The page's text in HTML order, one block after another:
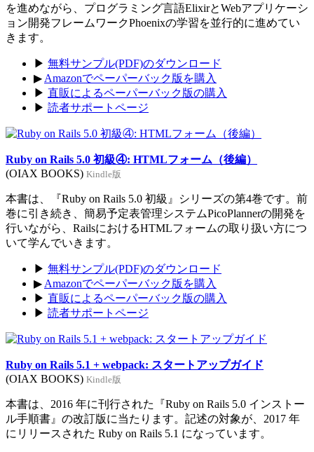
を進めながら、プログラミング言語ElixirとWebアプリケーシ
ョン開発フレームワークPhoenixの学習を並行的に進めてい
きます。
▶ 無料サンプル(PDF)のダウンロード
▶ Amazonでペーパーバック版を購入
▶ 直販によるペーパーバック版の購入
▶ 読者サポートページ
Ruby on Rails 5.0 初級④: HTMLフォーム（後編）
(OIAX BOOKS) Kindle版
本書は、『Ruby on Rails 5.0 初級』シリーズの第4巻です。前
巻に引き続き、簡易予定表管理システムPicoPlannerの開発を
行いながら、RailsにおけるHTMLフォームの取り扱い方につ
いて学んでいきます。
▶ 無料サンプル(PDF)のダウンロード
▶ Amazonでペーパーバック版を購入
▶ 直販によるペーパーバック版の購入
▶ 読者サポートページ
Ruby on Rails 5.1 + webpack: スタートアップガイド
(OIAX BOOKS) Kindle版
本書は、2016 年に刊行された『Ruby on Rails 5.0 インストー
ル手順書』の改訂版に当たります。記述の対象が、2017 年
にリリースされた Ruby on Rails 5.1 になっています。